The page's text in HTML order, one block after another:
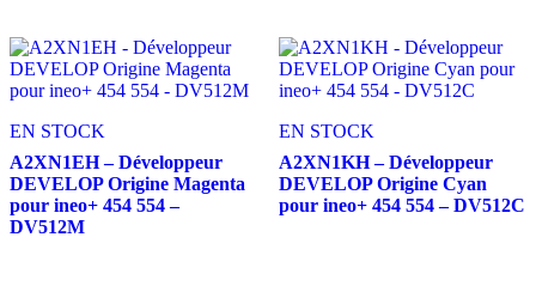
EN STOCK
A2XN1EH – Développeur
DEVELOP Origine Magenta
pour ineo+ 454 554 –
DV512M
EN STOCK
A2XN1KH – Développeur
DEVELOP Origine Cyan
pour ineo+ 454 554 – DV512C